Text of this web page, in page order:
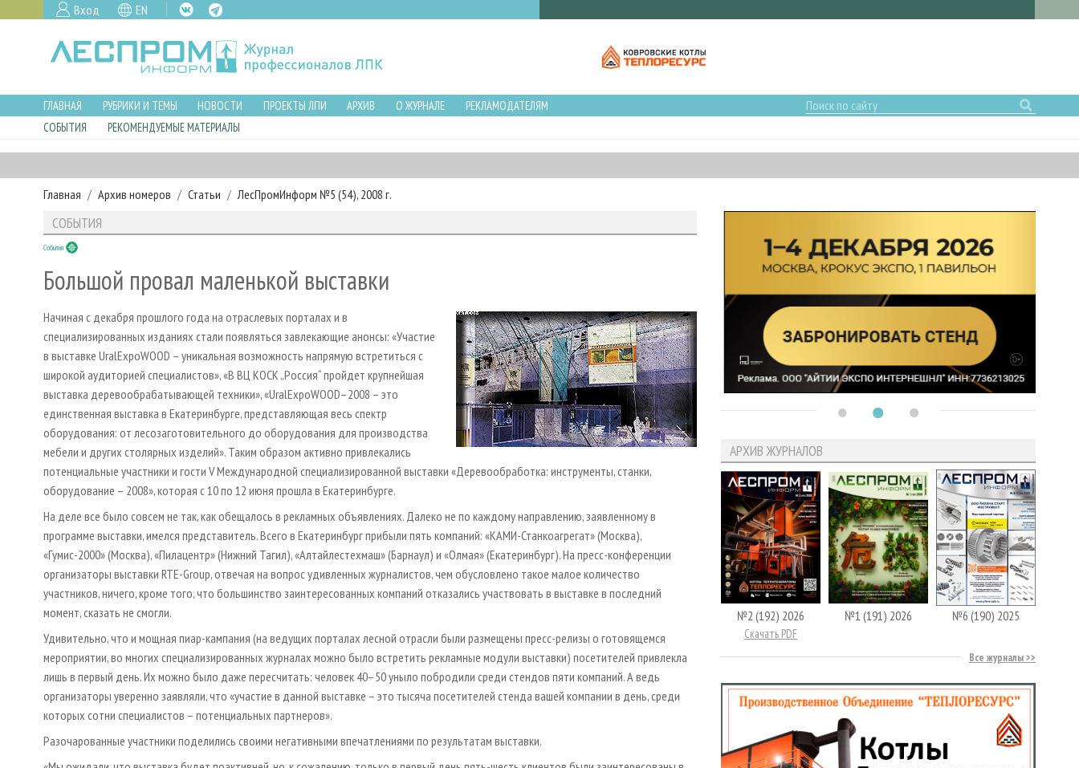
Вход EN
ГЛАВНАЯ РУБРИКИ И ТЕМЫ НОВОСТИ ПРОЕКТЫ ЛПИ АРХИВ О ЖУРНАЛЕ
РЕКЛАМОДАТЕЛЯМ
СОБЫТИЯ
РЕКОМЕНДУЕМЫЕ МАТЕРИАЛЫ
Главная Архив номеров Статьи ЛесПромИнформ №5 (54), 2008 г.
СОБЫТИЯ
События
Большой провал маленькой выставки
Начиная с декабря прошлого года на отраслевых порталах и в
специализированных изданиях стали появляться завлекающие анонсы: «Участие
в выставке UralExpoWOOD – уникальная возможность напрямую встретиться с
широкой аудиторией специалистов», «В ВЦ КОСК „Россия“ пройдет крупнейшая
выставка деревообрабатывающей техники», «UralExpoWOOD–2008 – это
единственная выставка в Екатеринбурге, представляющая весь спектр
оборудования: от лесозаготовительного до оборудования для производства
мебели и других столярных изделий». Таким образом активно привлекались
потенциальные участники и гости V Международной специализированной выставки «Деревообработка: инструменты, станки,
оборудование – 2008», которая с 10 по 12 июня прошла в Екатеринбурге.
На деле все было совсем не так, как обещалось в рекламных объявлениях. Далеко не по каждому направлению, заявленному в
программе выставки, имелся представитель. Всего в Екатеринбург прибыли пять компаний: «КАМИ-Станкоагрегат» (Москва),
«Гумис-2000» (Москва), «Пилацентр» (Нижний Тагил), «Алтайлестехмаш» (Барнаул) и «Олмая» (Екатеринбург). На пресс-конференции
организаторы выставки RTE-Group, отвечая на вопрос удивленных журналистов, чем обусловлено такое малое количество
участников, ничего, кроме того, что большинство заинтересованных компаний отказались участвовать в выставке в последний
момент, сказать не смогли.
Удивительно, что и мощная пиар-кампания (на ведущих порталах лесной отрасли были размещены пресс-релизы о готовящемся
мероприятии, во многих специализированных журналах можно было встретить рекламные модули выставки) посетителей привлекла
лишь в первый день. Их можно было даже пересчитать: человек 40–50 уныло побродили среди стендов пяти компаний. А ведь
организаторы уверенно заявляли, что «участие в данной выставке – это тысяча посетителей стенда вашей компании в день, среди
которых сотни специалистов – потенциальных партнеров».
Разочарованные участники поделились своими негативными впечатлениями по результатам выставки.
АРХИВ ЖУРНАЛОВ
№2 (192) 2026
Скачать PDF
№1 (191) 2026 №6 (190) 2025
Все журналы